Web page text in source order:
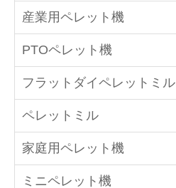
産業用ペレット機
PTOペレット機
フラットダイペレットミル
ペレットミル
家庭用ペレット機
ミニペレット機